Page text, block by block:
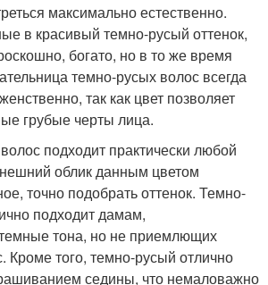
максимально естественно.
в красивый темно-русый оттенок,
богато, но в то же время
темно-русых волос всегда
так как цвет позволяет
грубые черты лица.
подходит практически любой
облик данным цветом
точно подобрать оттенок. Темно-
подходит дамам,
тона, но не приемлющих
Кроме того, темно-русый отлично
седины, что немаловажно